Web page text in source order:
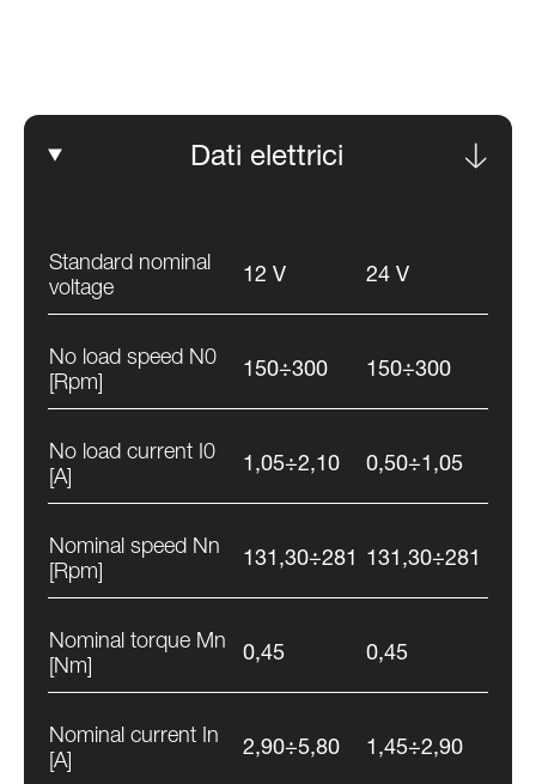
Dati elettrici
Standard nominal
voltage
12 V 24 V
No load speed N0
[Rpm]
150÷300 150÷300
No load current I0
[A]
1,05÷2,10 0,50÷1,05
Nominal speed Nn
[Rpm]
131,30÷281 131,30÷281
Nominal torque Mn
[Nm]
0,45 0,45
Nominal current In
[A]
2,90÷5,80 1,45÷2,90